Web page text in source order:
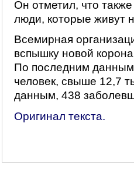
Он отметил, что
люди, которые живут
Всемирная
вспышку новой
По последним
человек, свыше 12,7
данным, 438
Оригинал текста.